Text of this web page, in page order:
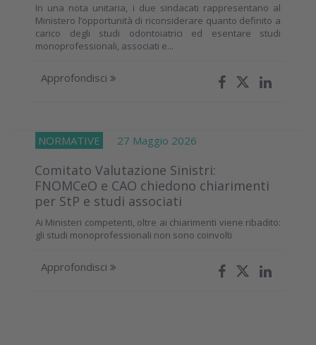
In una nota unitaria, i due sindacati rappresentano al
Ministero l’opportunità di riconsiderare quanto definito a
carico degli studi odontoiatrici ed esentare studi
monoprofessionali, associati e...
Approfondisci
NORMATIVE 27 Maggio 2026
Comitato Valutazione Sinistri:
FNOMCeO e CAO chiedono chiarimenti
per StP e studi associati
Ai Ministeri competenti, oltre ai chiarimenti viene ribadito:
gli studi monoprofessionali non sono coinvolti
Approfondisci